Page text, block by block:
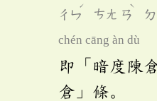
ㄔㄣ
ˊ
ㄘㄤ ㄢ
ˋ
chén cāng àn dù
即「暗度陳
倉」條。